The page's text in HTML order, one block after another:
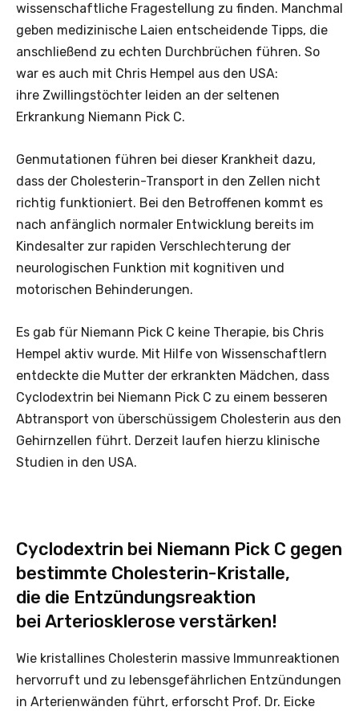
wissenschaftliche Fragestellung zu finden. Manchmal
geben medizinische Laien entscheidende Tipps, die
anschließend zu echten Durchbrüchen führen. So
war es auch mit Chris Hempel aus den USA:
ihre Zwillingstöchter leiden an der seltenen
Erkrankung Niemann Pick C.
Genmutationen führen bei dieser Krankheit dazu,
dass der Cholesterin-Transport in den Zellen nicht
richtig funktioniert. Bei den Betroffenen kommt es
nach anfänglich normaler Entwicklung bereits im
Kindesalter zur rapiden Verschlechterung der
neurologischen Funktion mit kognitiven und
motorischen Behinderungen.
Es gab für Niemann Pick C keine Therapie, bis Chris
Hempel aktiv wurde. Mit Hilfe von Wissenschaftlern
entdeckte die Mutter der erkrankten Mädchen, dass
Cyclodextrin bei Niemann Pick C zu einem besseren
Abtransport von überschüssigem Cholesterin aus den
Gehirnzellen führt. Derzeit laufen hierzu klinische
Studien in den USA.
Cyclodextrin bei Niemann Pick C gegen
bestimmte Cholesterin-Kristalle,
die die Entzündungsreaktion
bei Arteriosklerose verstärken!
Wie kristallines Cholesterin massive Immunreaktionen
hervorruft und zu lebensgefährlichen Entzündungen
in Arterienwänden führt, erforscht Prof. Dr. Eicke